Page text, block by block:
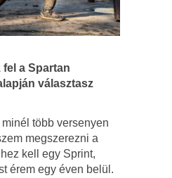
a Spartan
választasz
minél több versenyen
megszerezni a
kell egy Sprint,
érem egy éven belül.